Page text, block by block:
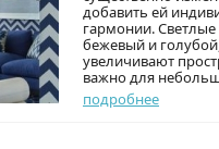
добавить ей
гармонии. Светлые
бежевый и
увеличивают
важно для
подробнее